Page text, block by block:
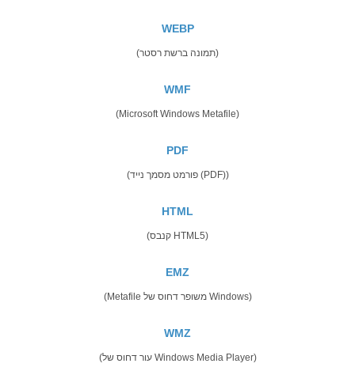
WEBP
(תמונה ברשת רסטר)
WMF
(Microsoft Windows Metafile)
PDF
(פורמט מסמך נייד (PDF))
HTML
(קנבס HTML5)
EMZ
(Metafile משופר דחוס של Windows)
WMZ
(עור דחוס של Windows Media Player)